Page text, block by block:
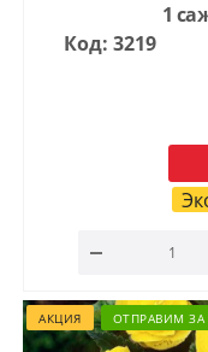
1
Код: 3219
АКЦИЯ ОТПРАВИМ ЗА